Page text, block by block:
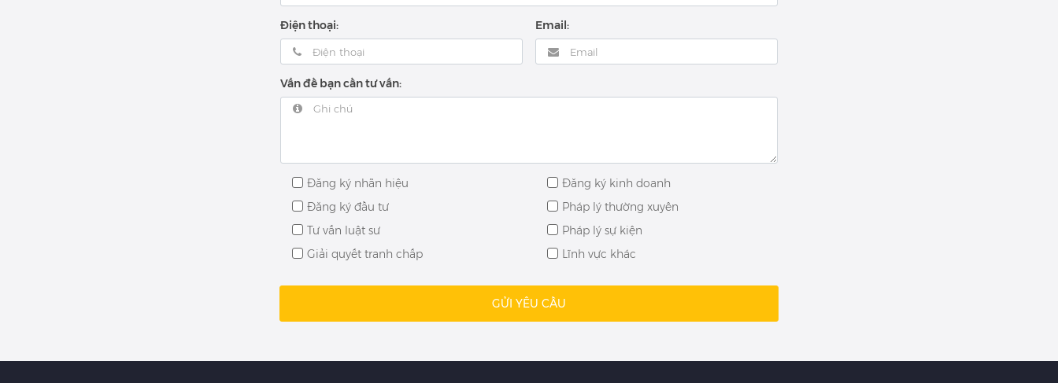
Điện thoại: Email:
Vấn đề bạn cần tư vấn:
Đăng ký nhãn hiệu
Đăng ký kinh doanh
Đăng ký đầu tư
Pháp lý thường xuyên
Tư vấn luật sư
Pháp lý sự kiện
Giải quyết tranh chấp
Lĩnh vực khác
GỬI YÊU CẦU